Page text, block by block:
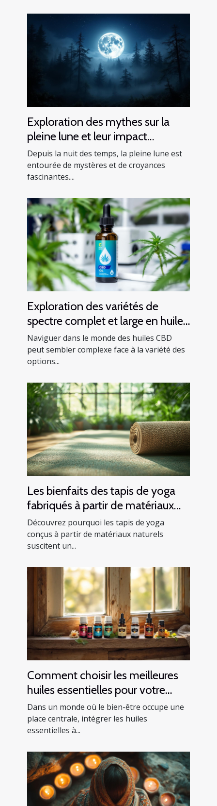
Exploration des mythes sur la
pleine lune et leur impact
psychologique
Depuis la nuit des temps, la pleine lune est
entourée de mystères et de croyances
fascinantes....
Exploration des variétés de
spectre complet et large en huiles
CBD
Naviguer dans le monde des huiles CBD
peut sembler complexe face à la variété des
options...
Les bienfaits des tapis de yoga
fabriqués à partir de matériaux
naturels
Découvrez pourquoi les tapis de yoga
conçus à partir de matériaux naturels
suscitent un...
Comment choisir les meilleures
huiles essentielles pour votre
routine quotidienne
Dans un monde où le bien-être occupe une
place centrale, intégrer les huiles
essentielles à...